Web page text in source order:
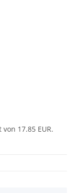
17.85 EUR.